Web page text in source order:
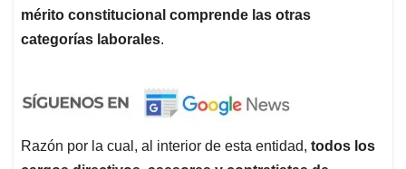
mérito constitucional comprende las otras
categorías laborales.
Razón por la cual, al interior de esta entidad, todos los